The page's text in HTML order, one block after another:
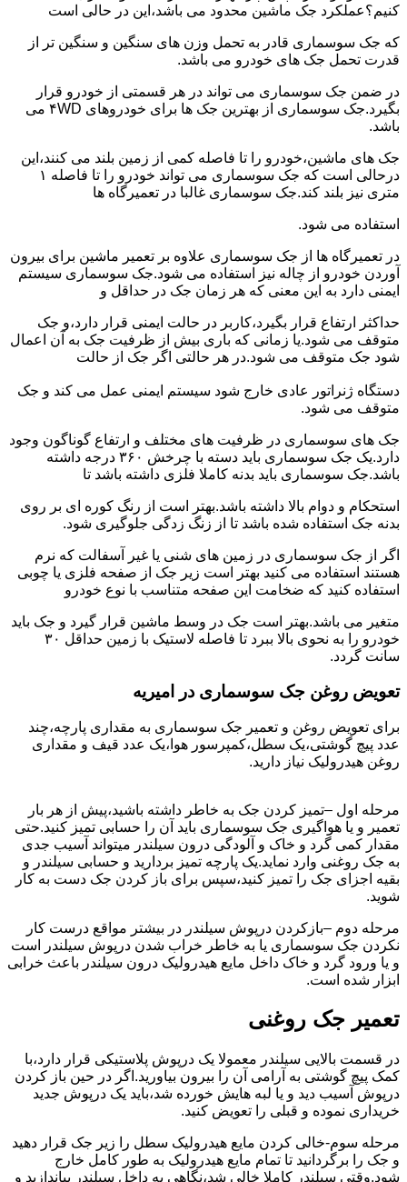
کنیم؟عملکرد جک ماشین محدود می باشد،این در حالی است
که جک سوسماری قادر به تحمل وزن های سنگین و سنگین تر از
قدرت تحمل جک های خودرو می باشد.
در ضمن جک سوسماری می تواند در هر قسمتی از خودرو قرار
بگیرد.جک سوسماری از بهترین جک ها برای خودروهای ۴WD می
باشد.
جک های ماشین،خودرو را تا فاصله کمی از زمین بلند می کنند،این
درحالی است که جک سوسماری می تواند خودرو را تا فاصله ۱
متری نیز بلند کند.جک سوسماری غالبا در تعمیرگاه ها
استفاده می شود.
در تعمیرگاه ها از جک سوسماری علاوه بر تعمیر ماشین برای بیرون
آوردن خودرو از چاله نیز استفاده می شود.جک سوسماری سیستم
ایمنی دارد به این معنی که هر زمان جک در حداقل و
حداکثر ارتفاع قرار بگیرد،کاربر در حالت ایمنی قرار دارد،و جک
متوقف می شود.یا زمانی که باری بیش از ظرفیت جک به آن اعمال
شود جک متوقف می شود.در هر حالتی اگر جک از حالت
دستگاه ژنراتور عادی خارج شود سیستم ایمنی عمل می کند و جک
متوقف می شود.
جک های سوسماری در ظرفیت های مختلف و ارتفاع گوناگون وجود
دارد.یک جک سوسماری باید دسته با چرخش ۳۶۰ درجه داشته
باشد.جک سوسماری باید بدنه کاملا فلزی داشته باشد تا
استحکام و دوام بالا داشته باشد.بهتر است از رنگ کوره ای بر روی
بدنه جک استفاده شده باشد تا از زنگ زدگی جلوگیری شود.
اگر از جک سوسماری در زمین های شنی یا غیر آسفالت که نرم
هستند استفاده می کنید بهتر است زیر جک از صفحه فلزی یا چوبی
استفاده کنید که ضخامت این صفحه متناسب با نوع خودرو
متغیر می باشد.بهتر است جک در وسط ماشین قرار گیرد و جک باید
خودرو را به نحوی بالا ببرد تا فاصله لاستیک با زمین حداقل ۳۰
سانت گردد.
تعویض روغن جک سوسماری در امیریه
برای تعویض روغن و تعمیر جک سوسماری به مقداری پارچه،چند
عدد پیچ گوشتی،یک سطل،کمپرسور هوا،یک عدد قیف و مقداری
روغن هیدرولیک نیاز دارید.
مرحله اول –تمیز کردن جک به خاطر داشته باشید،پیش از هر بار
تعمیر و یا هواگیری جک سوسماری باید آن را حسابی تمیز کنید.حتی
مقدار کمی گرد و خاک و آلودگی درون سیلندر میتواند آسیب جدی
به جک روغنی وارد نماید.یک پارچه تمیز بردارید و حسابی سیلندر و
بقیه اجزای جک را تمیز کنید،سپس برای باز کردن جک دست به کار
شوید.
مرحله دوم –بازکردن درپوش سیلندر در بیشتر مواقع درست کار
نکردن جک سوسماری یا به خاطر خراب شدن درپوش سیلندر است
و یا ورود گرد و خاک داخل مایع هیدرولیک درون سیلندر باعث خرابی
ابزار شده است.
تعمیر جک روغنی
در قسمت بالایی سیلندر معمولا یک درپوش پلاستیکی قرار دارد،با
کمک پیچ گوشتی به آرامی آن را بیرون بیاورید.اگر در حین باز کردن
درپوش آسیب دید و یا لبه هایش خورده شد،باید یک درپوش جدید
خریداری نموده و قبلی را تعویض کنید.
مرحله سوم-خالی کردن مایع هیدرولیک سطل را زیر جک قرار دهید
و جک را برگردانید تا تمام مایع هیدرولیک به طور کامل خارج
شود.وقتی سیلندر کاملا خالی شد،نگاهی به داخل سیلندر بیاندازید و